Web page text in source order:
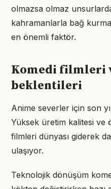
olmazsa olmaz
kahramanlarla bağ
en önemli faktör.
Komedi filmleri
beklentileri
Anime severler için son
Yüksek üretim kalitesi ve
filmleri dünyası giderek
ulaşıyor.
Teknolojik dönüşüm